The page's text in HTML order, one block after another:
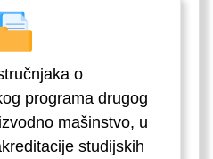
o
programa drugog
mašinstvo, u
studijskih